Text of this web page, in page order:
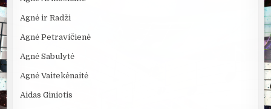
Agnė ir Radži
Agnė Petravičienė
Agnė Sabulytė
Agnė Vaitekėnaitė
Aidas Giniotis